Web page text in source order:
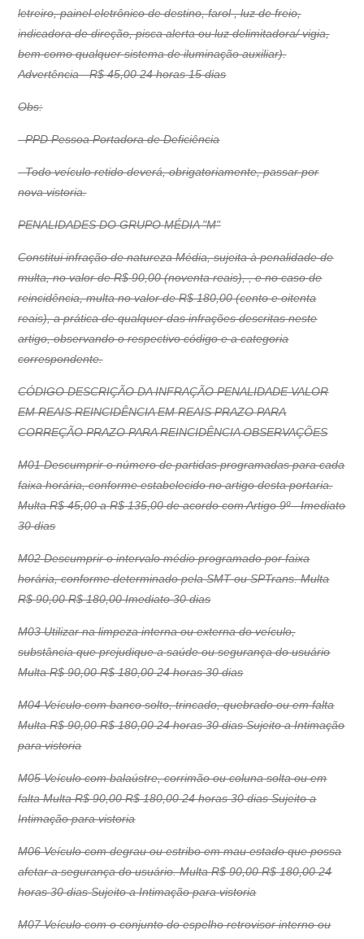
letreiro, painel eletrônico de destino, farol , luz de freio,
indicadora de direção, pisca alerta ou luz delimitadora/ vigia,
bem como qualquer sistema de iluminação auxiliar).
Advertência - R$ 45,00 24 horas 15 dias
Obs:
- PPD Pessoa Portadora de Deficiência
- Todo veículo retido deverá, obrigatoriamente, passar por
nova vistoria.
PENALIDADES DO GRUPO MÉDIA "M"
Constitui infração de natureza Média, sujeita à penalidade de
multa, no valor de R$ 90,00 (noventa reais), , e no caso de
reincidência, multa no valor de R$ 180,00 (cento e oitenta
reais), a prática de qualquer das infrações descritas neste
artigo, observando o respectivo código e a categoria
correspondente.
CÓDIGO DESCRIÇÃO DA INFRAÇÃO PENALIDADE VALOR
EM REAIS REINCIDÊNCIA EM REAIS PRAZO PARA
CORREÇÃO PRAZO PARA REINCIDÊNCIA OBSERVAÇÕES
M01 Descumprir o número de partidas programadas para cada
faixa horária, conforme estabelecido no artigo desta portaria.
Multa R$ 45,00 a R$ 135,00 de acordo com Artigo 9º - Imediato
30 dias
M02 Descumprir o intervalo médio programado por faixa
horária, conforme determinado pela SMT ou SPTrans. Multa
R$ 90,00 R$ 180,00 Imediato 30 dias
M03 Utilizar na limpeza interna ou externa do veículo,
substância que prejudique a saúde ou segurança do usuário
Multa R$ 90,00 R$ 180,00 24 horas 30 dias
M04 Veículo com banco solto, trincado, quebrado ou em falta
Multa R$ 90,00 R$ 180,00 24 horas 30 dias Sujeito a Intimação
para vistoria
M05 Veículo com balaústre, corrimão ou coluna solta ou em
falta Multa R$ 90,00 R$ 180,00 24 horas 30 dias Sujeito a
Intimação para vistoria
M06 Veículo com degrau ou estribo em mau estado que possa
afetar a segurança do usuário. Multa R$ 90,00 R$ 180,00 24
horas 30 dias Sujeito a Intimação para vistoria
M07 Veículo com o conjunto do espelho retrovisor interno ou